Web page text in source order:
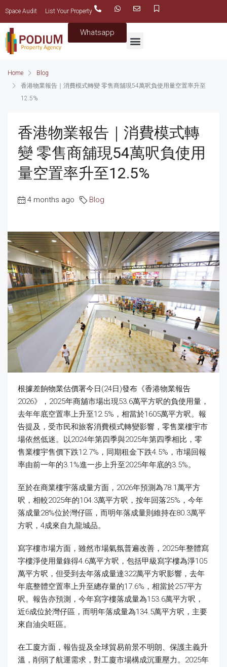
Space Audit List Your Property
Whatsapp
Home
Blog
香港物業報告｜消費模式轉變 零售商舖現54萬呎負使用量空置率升至
12.5%
香港物業報告｜消費模式轉
變 零售商舖現54萬呎負使用
量空置率升至12.5%
4 months ago Blog
根據差餉物業估價署今日(24日)發布《香港物業報告
2026》，2025年商舖市場出現53.6萬平方呎的負使用量，
去年年底空置率上升至12.5%，相當於1605萬平方呎。報
告提及，受市民和旅客消費模式轉變影響，零售業樓宇市
場依然低迷。以2024年第四季與2025年第四季相比，零
售業樓宇售價下跌12.7%，同期租金下跌4.5%，市場回報
率由前一年的3.1%進一步上升至2025年年底的3.5%。
至於在商業樓宇落成量方面，2026年預測為78.1萬平方
呎，相較2025年的104.3萬平方呎，按年回落25%，今年
落成量28%位於灣仔區，而明年落成量則維持在80.3萬平
方呎，4成來自九龍城品。
寫字樓市場方面，雖然市場氣氛普遍改善，2025年整體寫
字樓淨使用量錄得4.6萬平方呎，包括甲級寫字樓為淨105
萬平方呎，但受到去年落成量達322萬平方呎影響，去年
年底整體空置率上升至總存量的17.6%，相當於257平方
呎。報告亦預測，今年寫字樓落成量為153.6萬平方呎，
近6成位於灣仔區，而明年落成量為134.5萬平方呎，主要
來自油尖旺區。
在工廈方面，報告提及全球貿易前景不明朗、保護主義升
溫，削弱了航運需求，對工廈市場構成沉重壓力。2025年